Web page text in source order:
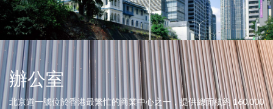
辦公室
北京道一號位於香港最繁忙的商業中心之一，提供總面積約 160,000